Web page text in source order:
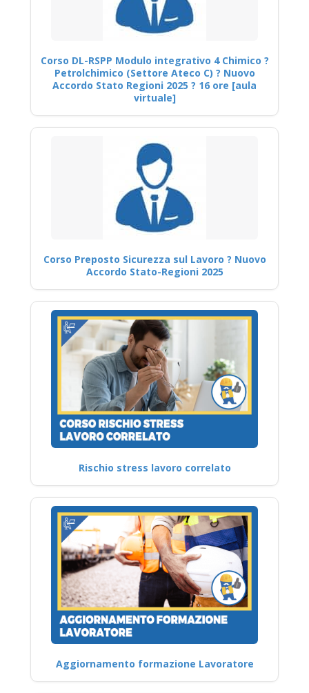
Corso DL-RSPP Modulo integrativo 4 Chimico ?
Petrolchimico (Settore Ateco C) ? Nuovo
Accordo Stato Regioni 2025 ? 16 ore [aula
virtuale]
Corso Preposto Sicurezza sul Lavoro ? Nuovo
Accordo Stato-Regioni 2025
Rischio stress lavoro correlato
Aggiornamento formazione Lavoratore